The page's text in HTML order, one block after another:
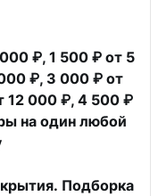
₽, 1 500 ₽ от 5
₽, 3 000 ₽ от
12 000 ₽, 4 500 ₽
Подборка